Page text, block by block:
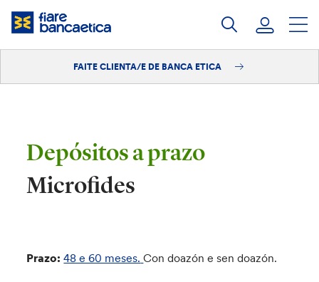
Saltar
FAITE CLIENTA/E DE BANCA ETICA
Depósitos a prazo
Microfides
Prazo:48 e 60 meses. Con doazón e sen doazón.